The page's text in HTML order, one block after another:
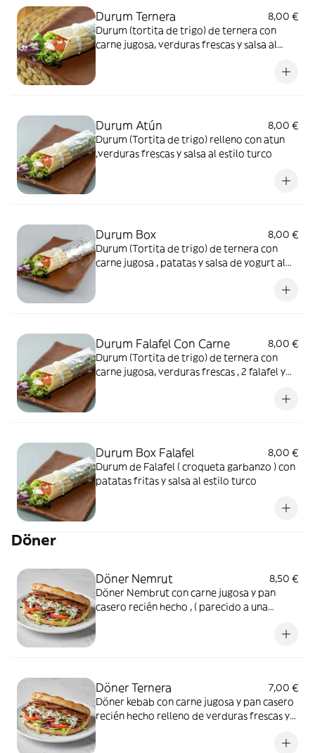
Durum Ternera
8,00 €
Durum (tortita de trigo) de ternera con
carne jugosa, verduras frescas y salsa al
Durum Atún
8,00 €
Durum (Tortita de trigo) relleno con atun
,verduras frescas y salsa al estilo turco
Durum Box
8,00 €
Durum (Tortita de trigo) de ternera con
carne jugosa , patatas y salsa de yogurt al
Durum Falafel Con Carne
8,00 €
Durum (Tortita de trigo) de ternera con
carne jugosa, verduras frescas , 2 falafel y
Durum Box Falafel
8,00 €
Durum de Falafel ( croqueta garbanzo ) con
patatas fritas y salsa al estilo turco
Döner
Döner Nemrut
8,50 €
Döner Nembrut con carne jugosa y pan
casero recién hecho , ( parecido a una
Döner Ternera
7,00 €
Döner kebab con carne jugosa y pan casero
recién hecho relleno de verduras frescas y